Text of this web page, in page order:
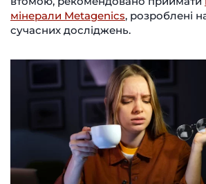
мінерали Metagenics, розроблені
сучасних досліджень.